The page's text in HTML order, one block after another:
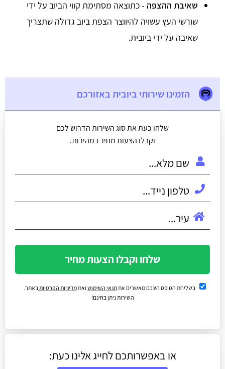
שאיבת ההצפה - כתוצאה מסתימת קווי הביוב על ידי
שורשי העץ עשויה להיווצר הצפת ביוב גדולה שתצריך
שאיבה על ידי ביובית.
הזמינו שירותי ביובית באזורכם
שלחו כעת את סוג השירות הדרוש לכם
וקבלו הצעות מחיר במהירות.
שלחו וקבלו הצעות מחיר
בשליחת הטופס הינכם מאשרים אתתנאי השימוש ואתמדיניות הפרטיות באתר.
השירות ניתן בחינם!
או באפשרותכם לחייג אלינו כעת: